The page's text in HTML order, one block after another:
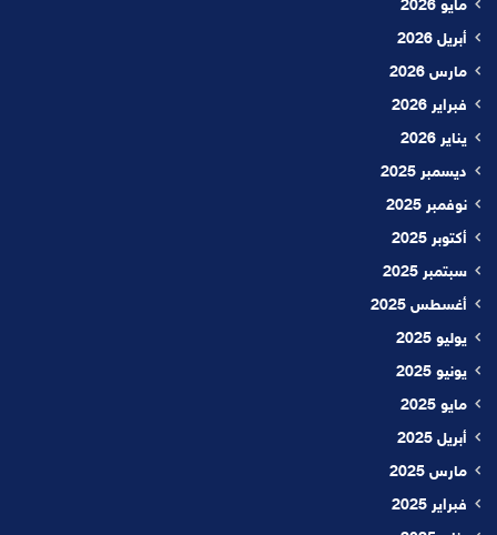
مايو 2026
أبريل 2026
مارس 2026
فبراير 2026
يناير 2026
ديسمبر 2025
نوفمبر 2025
أكتوبر 2025
سبتمبر 2025
أغسطس 2025
يوليو 2025
يونيو 2025
مايو 2025
أبريل 2025
مارس 2025
فبراير 2025